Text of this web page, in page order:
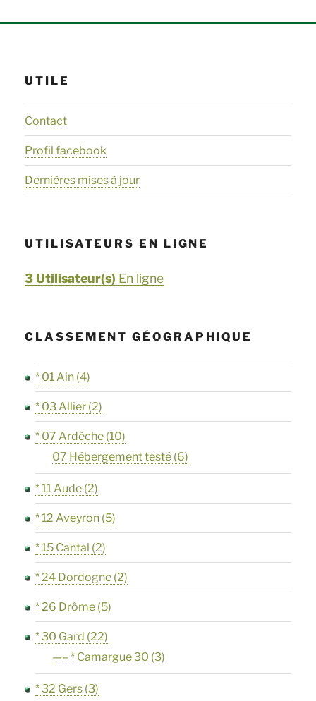
UTILE
Contact
Profil facebook
Dernières mises à jour
UTILISATEURS EN LIGNE
3 Utilisateur(s) En ligne
CLASSEMENT GÉOGRAPHIQUE
* 01 Ain (4)
* 03 Allier (2)
* 07 Ardèche (10)
07 Hébergement testé (6)
* 11 Aude (2)
* 12 Aveyron (5)
* 15 Cantal (2)
* 24 Dordogne (2)
* 26 Drôme (5)
* 30 Gard (22)
—– * Camargue 30 (3)
* 32 Gers (3)